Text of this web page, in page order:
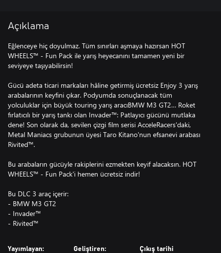
Açıklama
Eğlenceye hiç doyulmaz. Tüm sınırları aşmaya hazırsan HOT
WHEELS™ - Fun Pack ile yarış heyecanını tamamen yeni bir
seviyeye taşıyabilirsin!
Gücü adeta ticari markaları hâline getirmiş ücretsiz Enjoy 3 yarış
arabalarının keyfini çıkar. Podyumda sonuçlanacak tüm
yolculuklar için büyük touring yarış aracıBMW M3 GT2… Roket
fırlatıcılı bir yarış tankı olan Invader™: Patlayıcı gücünü mutlaka
dene! Son olarak da, sevilen çizgi film serisi AcceleRacers'daki,
Metal Maniacs grubunun üyesi Taro Kitano'nun efsanevi arabası
Rivited™.
Bu arabaların gücüyle rakiplerini ezmekten keyif alacaksın. HOT
WHEELS™ - Fun Pack'i hemen ücretsiz indir!
Bu DLC 3 araç içerir:
- BMW M3 GT2
- Invader™
- Rivited™
Yayımlayan: Geliştiren: Çıkış tarihi